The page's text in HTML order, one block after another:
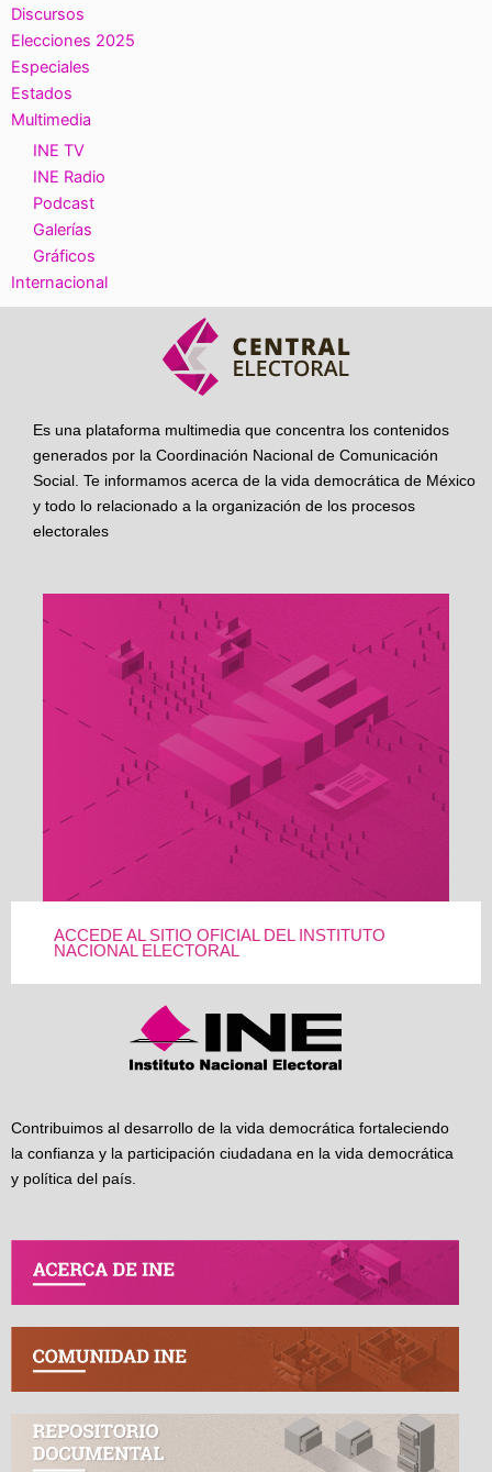
Discursos
Elecciones 2025
Especiales
Estados
Multimedia
INE TV
INE Radio
Podcast
Galerías
Gráficos
Internacional
Es una plataforma multimedia que concentra los contenidos
generados por la Coordinación Nacional de Comunicación
Social. Te informamos acerca de la vida democrática de México
y todo lo relacionado a la organización de los procesos
electorales
ACCEDE AL SITIO OFICIAL DEL INSTITUTO
NACIONAL ELECTORAL
Contribuimos al desarrollo de la vida democrática fortaleciendo
la confianza y la participación ciudadana en la vida democrática
y política del país.